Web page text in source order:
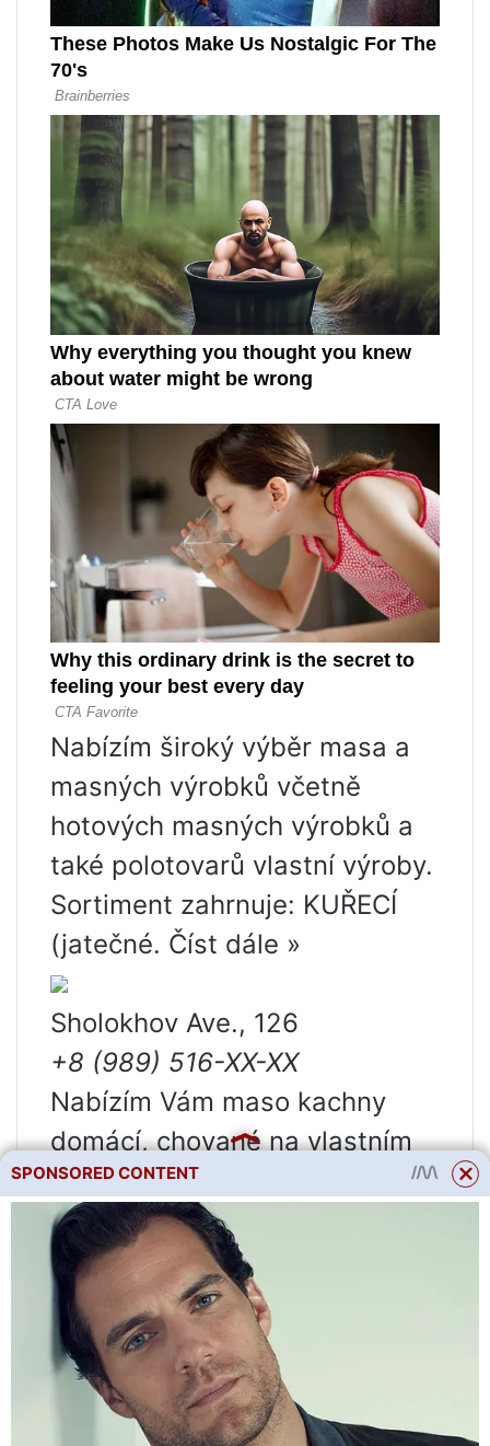
Nabízím široký výběr masa a
masných výrobků včetně
hotových masných výrobků a
také polotovarů vlastní výroby.
Sortiment zahrnuje: KUŘECÍ
(jatečné. Číst dále »
Sholokhov Ave., 126
+8 (989) 516-XX-XX
Nabízím Vám maso kachny
domácí, chované na vlastním
dvorku, na přírodním krmivu
vlastní produkce, bez
přidávání jakýchkoli chemikálií
a urychlovačů růstu. Maso je
jemné. Přečtěte si více “
Privokzalnaja st.
SPONSORED CONTENT